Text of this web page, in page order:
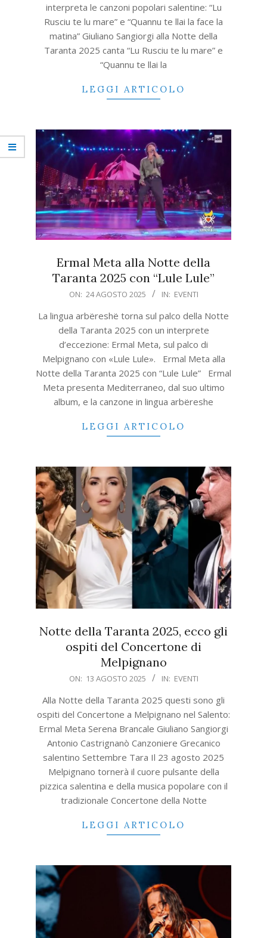
interpreta le canzoni popolari salentine: “Lu
Rusciu te lu mare” e “Quannu te llai la face la
matina” Giuliano Sangiorgi alla Notte della
Taranta 2025 canta “Lu Rusciu te lu mare” e
“Quannu te llai la
LEGGI ARTICOLO
Ermal Meta alla Notte della
Taranta 2025 con “Lule Lule”
24
ON: 24 AGOSTO 2025 IN: EVENTI
La lingua arbëreshë torna sul palco della Notte
della Taranta 2025 con un interprete
d’eccezione: Ermal Meta, sul palco di
Melpignano con «Lule Lule». Ermal Meta alla
Notte della Taranta 2025 con “Lule Lule” Ermal
Meta presenta Mediterraneo, dal suo ultimo
album, e la canzone in lingua arbëreshe
LEGGI ARTICOLO
Notte della Taranta 2025, ecco gli
ospiti del Concertone di
Melpignano
13
ON: 13 AGOSTO 2025 IN: EVENTI
Alla Notte della Taranta 2025 questi sono gli
ospiti del Concertone a Melpignano nel Salento:
Ermal Meta Serena Brancale Giuliano Sangiorgi
Antonio Castrignanò Canzoniere Grecanico
salentino Settembre Tara Il 23 agosto 2025
Melpignano tornerà il cuore pulsante della
pizzica salentina e della musica popolare con il
tradizionale Concertone della Notte
LEGGI ARTICOLO